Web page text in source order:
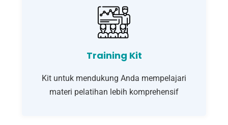
Training Kit
Kit untuk mendukung Anda mempelajari
materi pelatihan lebih komprehensif